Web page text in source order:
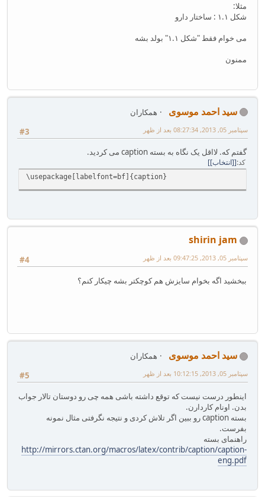
مثلا:
شکل ۱.۱ : ساختار دارو
می خوام فقط "شکل ۱.۱" بولد بشه
ممنون
سید احمد موسوی
همکاران
#3
سپتامبر 05, 2013, 08:27:34 بعد از ظهر
گفتم که. لااقل یک نگاه به بسته caption می کردید.
کد [انتخاب]
\usepackage[labelfont=bf]{caption}
shirin jam
#4 سپتامبر 05, 2013, 09:47:25 بعد از ظهر
ببخشید اگه بخوام سایزش هم کوچکتر بشه چیکار کنم؟
سید احمد موسوی
همکاران
#5
سپتامبر 05, 2013, 10:12:15 بعد از ظهر
اینطور درست نیست که توقع داشته باشی همه چی رو دوستان تالار جواب
بدن. اونام کاردارن.
بسته caption رو ببین اگر تلاش کردی و نتیجه نگرفتی مثال نمونه
بفرست.
راهنمای بسته
http://mirrors.ctan.org/macros/latex/contrib/caption/caption-
eng.pdf